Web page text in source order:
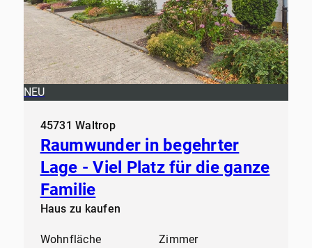
NEU
45731 Waltrop
Raumwunder in begehrter
Lage - Viel Platz für die ganze
Familie
Haus zu kaufen
Wohnfläche Zimmer